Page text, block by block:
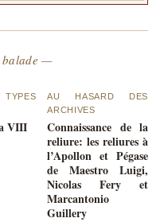
—
TYPES
VIII
AU HASARD DES
ARCHIVES
Connaissance de la
reliure: les reliures à
l’Apollon et Pégase
de Maestro Luigi,
Nicolas Fery et
Marcantonio
Guillery